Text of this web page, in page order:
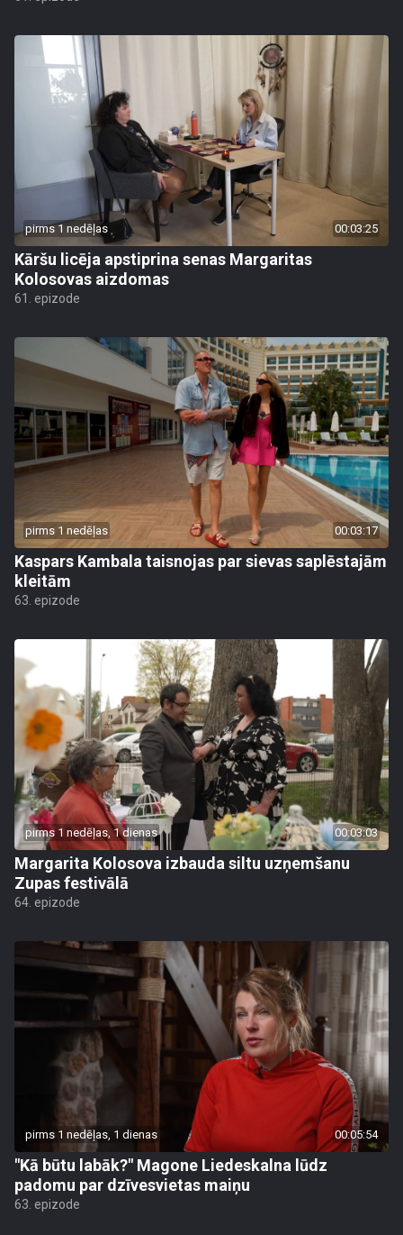
pirms 1 nedēļas 00:03:25
Kāršu licēja apstiprina senas Margaritas
Kolosovas aizdomas
61. epizode
pirms 1 nedēļas 00:03:17
Kaspars Kambala taisnojas par sievas saplēstajām
kleitām
63. epizode
pirms 1 nedēļas, 1 dienas 00:03:03
Margarita Kolosova izbauda siltu uzņemšanu
Zupas festivālā
64. epizode
pirms 1 nedēļas, 1 dienas 00:05:54
"Kā būtu labāk?" Magone Liedeskalna lūdz
padomu par dzīvesvietas maiņu
63. epizode